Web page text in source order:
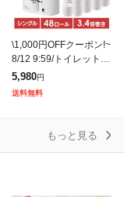
\1,000円OFFクーポン!~
8/12 9:59/トイレットペ
ーパー [8個] 芯なし 日
用消耗品 芯なし スマー
トエール 1
5,980円
送料無料
もっと見る